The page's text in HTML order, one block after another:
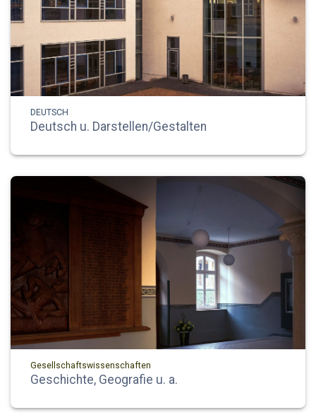
DEUTSCH
Deutsch u. Darstellen/Gestalten
Gesellschaftswissenschaften
Geschichte, Geografie u. a.